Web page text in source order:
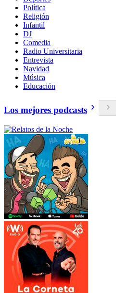
Política
Religión
Infantil
DJ
Comedia
Radio Universitaria
Entrevista
Navidad
Música
Educación
Los mejores podcasts